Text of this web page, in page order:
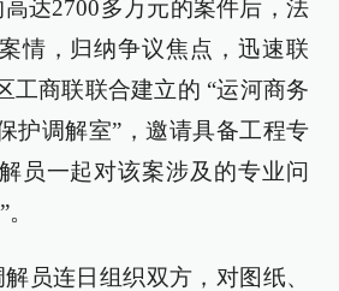
达2700多万元的案件后，法
情，归纳争议焦点，迅速联
工商联联合建立的 “运河商务
护调解室”，邀请具备工程专
员一起对该案涉及的专业问
员连日组织双方，对图纸、